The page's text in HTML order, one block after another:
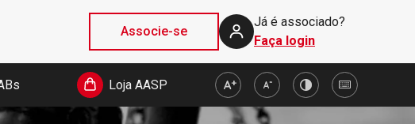
Associe-se
Já é associado?
Faça login
Loja AASP